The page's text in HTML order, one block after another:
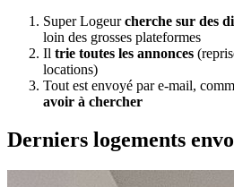
Super Logeurcherche sur des
loin des grosses plateformes
Il trie toutes les annonces
locations)
Tout est envoyé par e-mail,
avoir à chercher
Derniers logements